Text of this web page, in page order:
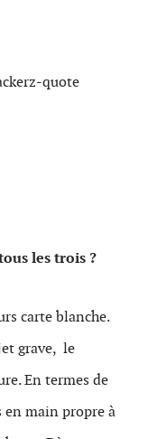
les trois ?
carte blanche.
grave, le
En termes de
en main propre à